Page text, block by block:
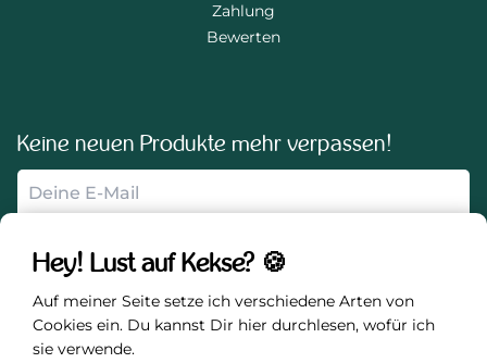
Zahlung
Bewerten
Keine neuen Produkte mehr verpassen!
Anmelden
Sicher und nachhaltig einkaufen
Hey! Lust auf Kekse? 🍪
Auf meiner Seite setze ich verschiedene Arten von
Cookies ein. Du kannst Dir hier durchlesen, wofür ich sie
verwende.